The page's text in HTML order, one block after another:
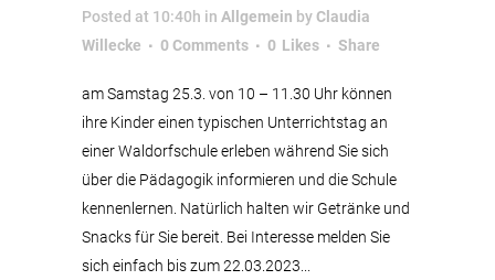
Posted at 10:40h in Allgemein byClaudia
Willecke
0 Comments 0 Likes Share
am Samstag 25.3. von 10 – 11.30 Uhr können
ihre Kinder einen typischen Unterrichtstag an
einer Waldorfschule erleben während Sie sich
über die Pädagogik informieren und die Schule
kennenlernen. Natürlich halten wir Getränke und
Snacks für Sie bereit. Bei Interesse melden Sie
sich einfach bis zum 22.03.2023...